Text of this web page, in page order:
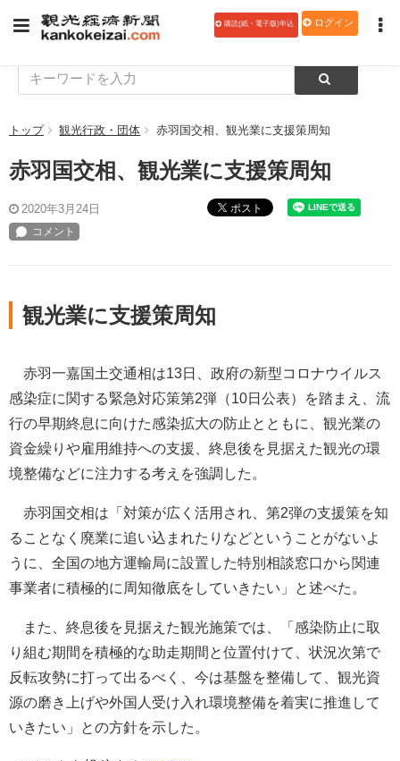
購読(紙・電子版)申込 ログイン
トップ 観光行政・団体 赤羽国交相、観光業に支援策周知
赤羽国交相、観光業に支援策周知
2020年3月24日 ポスト
観光業に支援策周知
赤羽一嘉国土交通相は13日、政府の新型コロナウイルス
感染症に関する緊急対応策第2弾（10日公表）を踏まえ、流
行の早期終息に向けた感染拡大の防止とともに、観光業の
資金繰りや雇用維持への支援、終息後を見据えた観光の環
境整備などに注力する考えを強調した。
赤羽国交相は「対策が広く活用され、第2弾の支援策を知
ることなく廃業に追い込まれたりなどということがないよ
うに、全国の地方運輸局に設置した特別相談窓口から関連
事業者に積極的に周知徹底をしていきたい」と述べた。
また、終息後を見据えた観光施策では、「感染防止に取
り組む期間を積極的な助走期間と位置付けて、状況次第で
反転攻勢に打って出るべく、今は基盤を整備して、観光資
源の磨き上げや外国人受け入れ環境整備を着実に推進して
いきたい」との方針を示した。